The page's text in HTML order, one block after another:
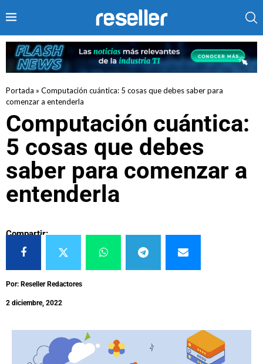
Portada » Computación cuántica: 5 cosas que debes saber para
comenzar a entenderla
Computación cuántica:
5 cosas que debes
saber para comenzar a
entenderla
Compartir:
Por: Reseller Redactores
2 diciembre, 2022